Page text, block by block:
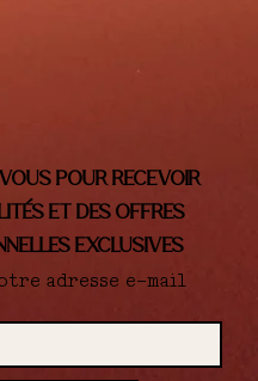
pour recevoir
et des offres
exclusives
adresse e-mail